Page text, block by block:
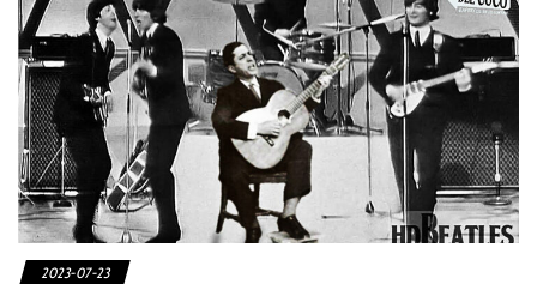
2023-07-23